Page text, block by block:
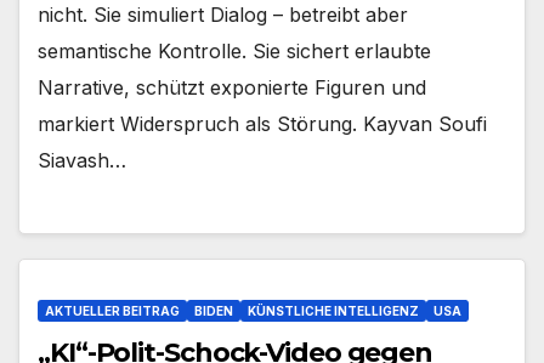
nicht. Sie simuliert Dialog – betreibt aber
semantische Kontrolle. Sie sichert erlaubte
Narrative, schützt exponierte Figuren und
markiert Widerspruch als Störung. Kayvan Soufi
Siavash…
AKTUELLER BEITRAG BIDEN KÜNSTLICHE INTELLIGENZ USA
„KI“-Polit-Schock-Video gegen